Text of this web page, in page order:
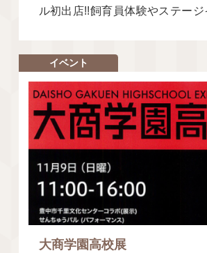
ル初出店!!飼育員体験やステー
イベント
大商学園高校展